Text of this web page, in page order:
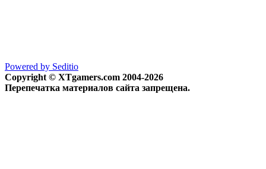
Powered by Seditio
Copyright © XTgamers.com 2004-2026
Перепечатка материалов сайта запрещена.